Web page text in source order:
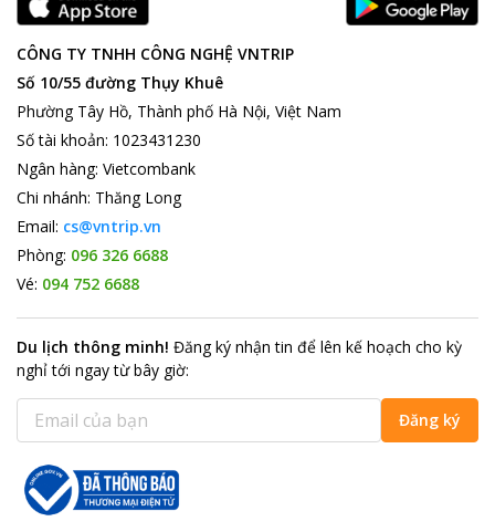
CÔNG TY TNHH CÔNG NGHỆ VNTRIP
Số 10/55 đường Thụy Khuê
Phường Tây Hồ, Thành phố Hà Nội, Việt Nam
Số tài khoản: 1023431230
Ngân hàng: Vietcombank
Chi nhánh: Thăng Long
Email: cs@vntrip.vn
Phòng: 096 326 6688
Vé: 094 752 6688
Du lịch thông minh! Đăng ký nhận tin để lên kế hoạch cho kỳ
nghỉ tới ngay từ bây giờ:
Đăng ký